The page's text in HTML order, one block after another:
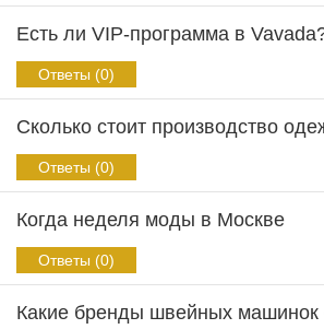
Есть ли VIP-программа в
Ответы (0)
Сколько стоит производство
Ответы (0)
Когда неделя моды в Москве
Ответы (0)
Какие бренды швейных